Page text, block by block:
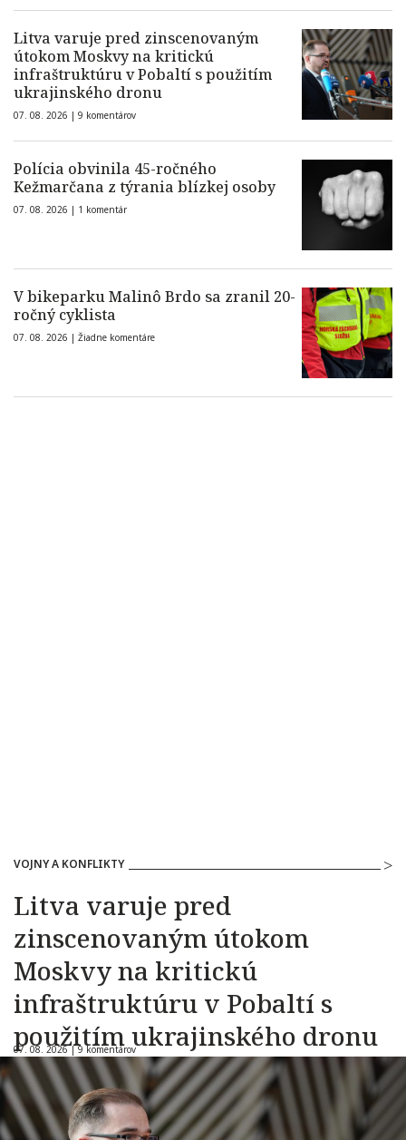
Litva varuje pred zinscenovaným
útokom Moskvy na kritickú
infraštruktúru v Pobaltí s použitím
ukrajinského dronu
07. 08. 2026 | 9 komentárov
Polícia obvinila 45-ročného
Kežmarčana z týrania blízkej osoby
07. 08. 2026 | 1 komentár
V bikeparku Malinô Brdo sa zranil 20-
ročný cyklista
07. 08. 2026 | Žiadne komentáre
VOJNY A KONFLIKTY
Litva varuje pred
zinscenovaným útokom
Moskvy na kritickú
infraštruktúru v Pobaltí s
použitím ukrajinského dronu
07. 08. 2026 |9 komentárov